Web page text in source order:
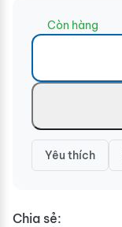
Còn hàng
Yêu thích
Chia sẻ: